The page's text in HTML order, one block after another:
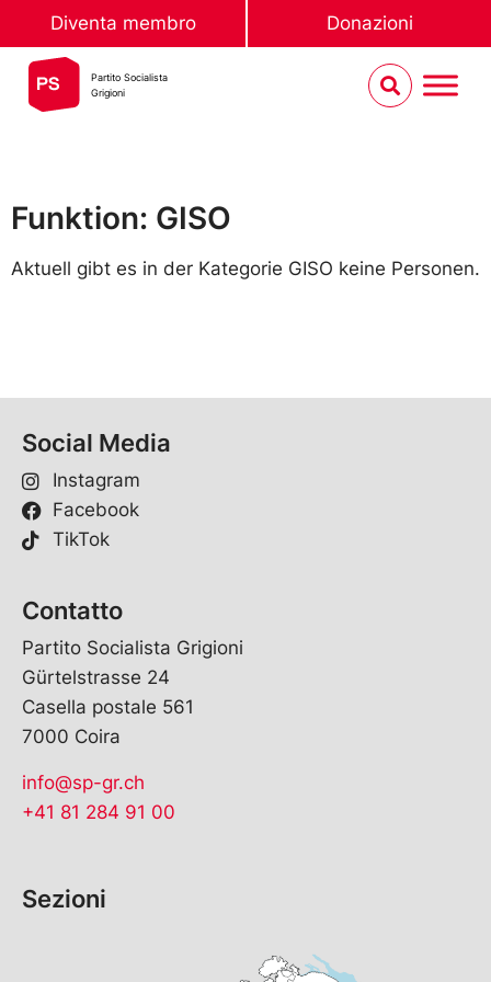
Diventa membro Donazioni
Partito Socialista
Grigioni
Funktion: GISO
Aktuell gibt es in der Kategorie GISO keine Personen.
Social Media
Instagram
Facebook
TikTok
Contatto
Partito Socialista Grigioni
Gürtelstrasse 24
Casella postale 561
7000 Coira
info@sp-gr.ch
+41 81 284 91 00
Sezioni